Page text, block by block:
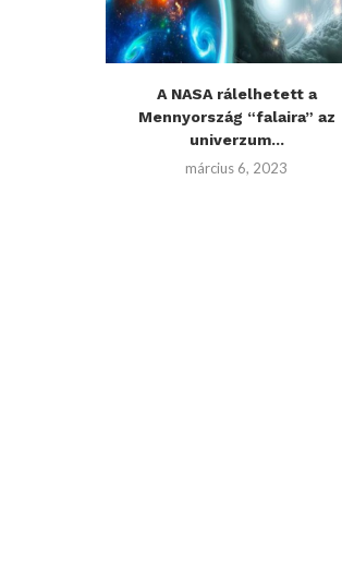
A NASA rálelhetett a
Mennyország “falaira” az
univerzum...
március 6, 2023